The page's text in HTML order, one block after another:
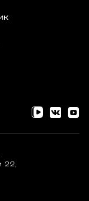
22,